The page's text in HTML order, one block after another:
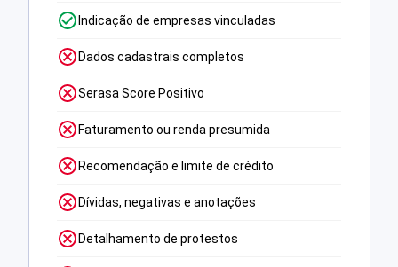
Indicação de empresas vinculadas
Dados cadastrais completos
Serasa Score Positivo
Faturamento ou renda presumida
Recomendação e limite de crédito
Dívidas, negativas e anotações
Detalhamento de protestos